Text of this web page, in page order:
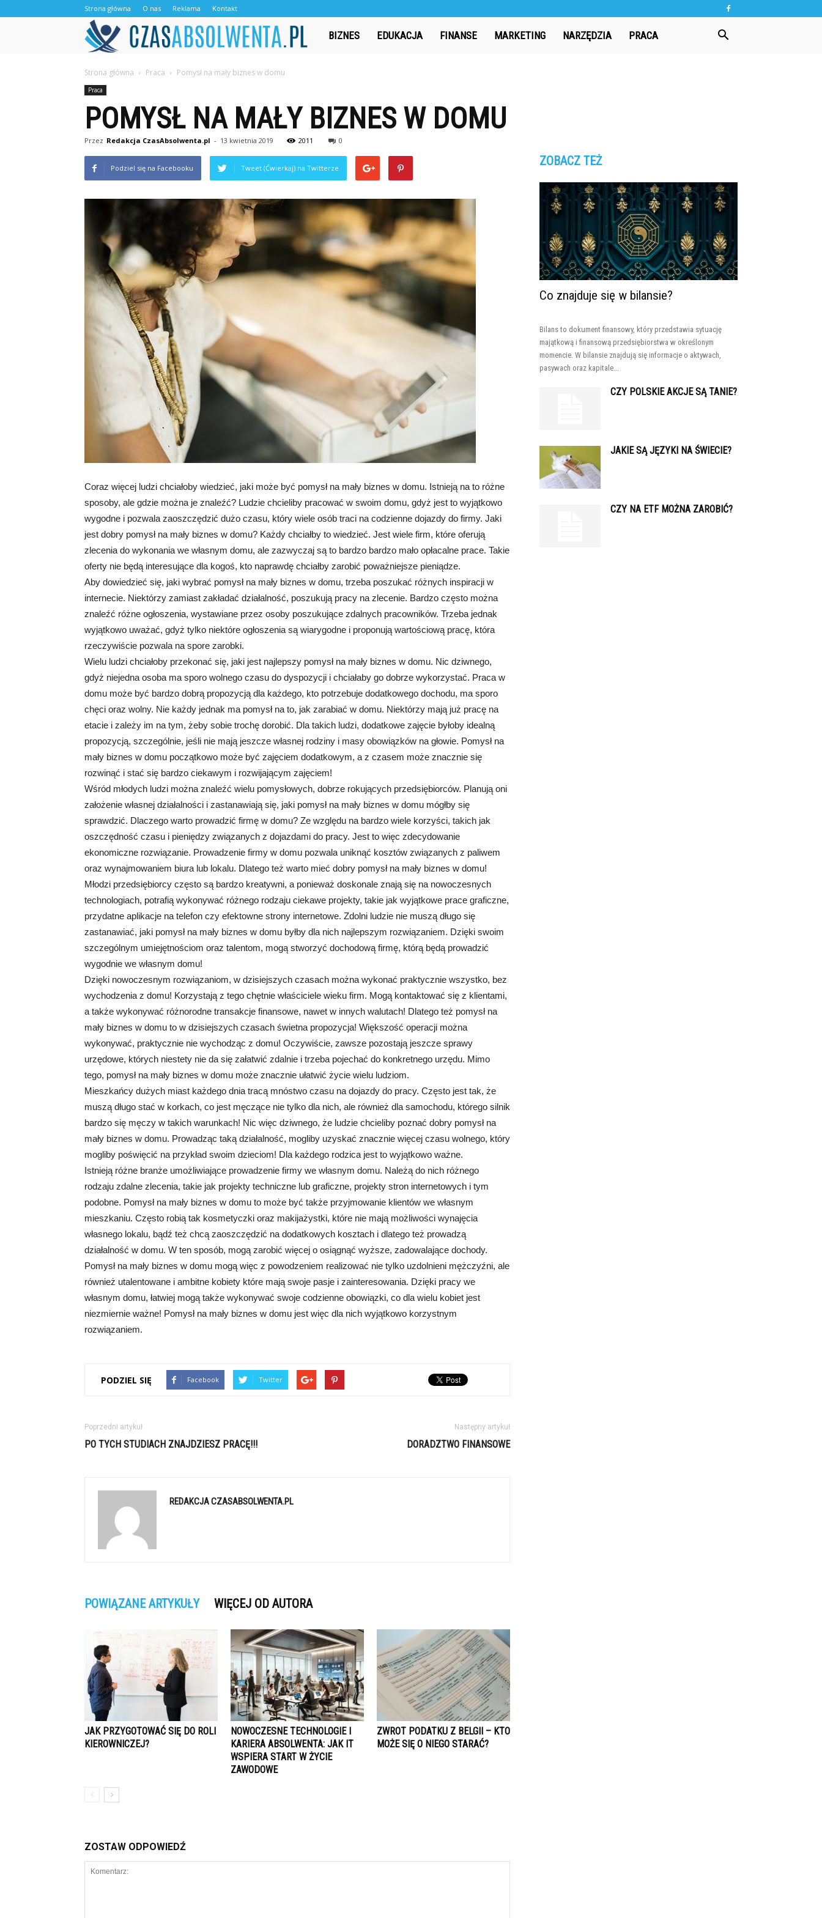
Strona główna O nas Reklama Kontakt
CzasAbsolwenta.pl
BIZNES EDUKACJA FINANSE MARKETING NARZĘDZIA PRACA
Strona główna Praca Pomysł na mały biznes w domu
Praca
POMYSŁ NA MAŁY BIZNES W DOMU
Przez Redakcja CzasAbsolwenta.pl - 13 kwietnia 2019 2011 0
Podziel się na Facebooku Tweet (Ćwierkaj) na Twitterze
Coraz więcej ludzi chciałoby wiedzieć, jaki może być pomysł na mały biznes w domu. Istnieją na to różne
sposoby, ale gdzie można je znaleźć? Ludzie chcieliby pracować w swoim domu, gdyż jest to wyjątkowo
wygodne i pozwala zaoszczędzić dużo czasu, który wiele osób traci na codzienne dojazdy do firmy. Jaki
jest dobry pomysł na mały biznes w domu? Każdy chciałby to wiedzieć. Jest wiele firm, które oferują
zlecenia do wykonania we własnym domu, ale zazwyczaj są to bardzo bardzo mało opłacalne prace. Takie
oferty nie będą interesujące dla kogoś, kto naprawdę chciałby zarobić poważniejsze pieniądze.
Aby dowiedzieć się, jaki wybrać pomysł na mały biznes w domu, trzeba poszukać różnych inspiracji w
internecie. Niektórzy zamiast zakładać działalność, poszukują pracy na zlecenie. Bardzo często można
znaleźć różne ogłoszenia, wystawiane przez osoby poszukujące zdalnych pracowników. Trzeba jednak
wyjątkowo uważać, gdyż tylko niektóre ogłoszenia są wiarygodne i proponują wartościową pracę, która
rzeczywiście pozwala na spore zarobki.
Wielu ludzi chciałoby przekonać się, jaki jest najlepszy pomysł na mały biznes w domu. Nic dziwnego,
gdyż niejedna osoba ma sporo wolnego czasu do dyspozycji i chciałaby go dobrze wykorzystać. Praca w
domu może być bardzo dobrą propozycją dla każdego, kto potrzebuje dodatkowego dochodu, ma sporo
chęci oraz wolny. Nie każdy jednak ma pomysł na to, jak zarabiać w domu. Niektórzy mają już pracę na
etacie i zależy im na tym, żeby sobie trochę dorobić. Dla takich ludzi, dodatkowe zajęcie byłoby idealną
propozycją, szczególnie, jeśli nie mają jeszcze własnej rodziny i masy obowiązków na głowie. Pomysł na
mały biznes w domu początkowo może być zajęciem dodatkowym, a z czasem może znacznie się
rozwinąć i stać się bardzo ciekawym i rozwijającym zajęciem!
Wśród młodych ludzi można znaleźć wielu pomysłowych, dobrze rokujących przedsiębiorców. Planują oni
założenie własnej działalności i zastanawiają się, jaki pomysł na mały biznes w domu mógłby się
sprawdzić. Dlaczego warto prowadzić firmę w domu? Ze względu na bardzo wiele korzyści, takich jak
oszczędność czasu i pieniędzy związanych z dojazdami do pracy. Jest to więc zdecydowanie
ekonomiczne rozwiązanie. Prowadzenie firmy w domu pozwala uniknąć kosztów związanych z paliwem
oraz wynajmowaniem biura lub lokalu. Dlatego też warto mieć dobry pomysł na mały biznes w domu!
Młodzi przedsiębiorcy często są bardzo kreatywni, a ponieważ doskonale znają się na nowoczesnych
technologiach, potrafią wykonywać różnego rodzaju ciekawe projekty, takie jak wyjątkowe prace graficzne,
przydatne aplikacje na telefon czy efektowne strony internetowe. Zdolni ludzie nie muszą długo się
zastanawiać, jaki pomysł na mały biznes w domu byłby dla nich najlepszym rozwiązaniem. Dzięki swoim
szczególnym umiejętnościom oraz talentom, mogą stworzyć dochodową firmę, którą będą prowadzić
wygodnie we własnym domu!
Dzięki nowoczesnym rozwiązaniom, w dzisiejszych czasach można wykonać praktycznie wszystko, bez
wychodzenia z domu! Korzystają z tego chętnie właściciele wieku firm. Mogą kontaktować się z klientami,
a także wykonywać różnorodne transakcje finansowe, nawet w innych walutach! Dlatego też pomysł na
mały biznes w domu to w dzisiejszych czasach świetna propozycja! Większość operacji można
wykonywać, praktycznie nie wychodząc z domu! Oczywiście, zawsze pozostają jeszcze sprawy
urzędowe, których niestety nie da się załatwić zdalnie i trzeba pojechać do konkretnego urzędu. Mimo
tego, pomysł na mały biznes w domu może znacznie ułatwić życie wielu ludziom.
Mieszkańcy dużych miast każdego dnia tracą mnóstwo czasu na dojazdy do pracy. Często jest tak, że
muszą długo stać w korkach, co jest męczące nie tylko dla nich, ale również dla samochodu, którego silnik
bardzo się męczy w takich warunkach! Nic więc dziwnego, że ludzie chcieliby poznać dobry pomysł na
mały biznes w domu. Prowadząc taką działalność, mogliby uzyskać znacznie więcej czasu wolnego, który
mogliby poświęcić na przykład swoim dzieciom! Dla każdego rodzica jest to wyjątkowo ważne.
Istnieją różne branże umożliwiające prowadzenie firmy we własnym domu. Należą do nich różnego
rodzaju zdalne zlecenia, takie jak projekty techniczne lub graficzne, projekty stron internetowych i tym
podobne. Pomysł na mały biznes w domu to może być także przyjmowanie klientów we własnym
mieszkaniu. Często robią tak kosmetyczki oraz makijażystki, które nie mają możliwości wynajęcia
własnego lokalu, bądź też chcą zaoszczędzić na dodatkowych kosztach i dlatego też prowadzą
działalność w domu. W ten sposób, mogą zarobić więcej o osiągnąć wyższe, zadowalające dochody.
Pomysł na mały biznes w domu mogą więc z powodzeniem realizować nie tylko uzdolnieni mężczyźni, ale
również utalentowane i ambitne kobiety które mają swoje pasje i zainteresowania. Dzięki pracy we
własnym domu, łatwiej mogą także wykonywać swoje codzienne obowiązki, co dla wielu kobiet jest
niezmiernie ważne! Pomysł na mały biznes w domu jest więc dla nich wyjątkowo korzystnym
rozwiązaniem.
PODZIEL SIĘ Facebook Twitter
Poprzedni artykuł
PO TYCH STUDIACH ZNAJDZIESZ PRACĘ!!!
Następny artykuł
DORADZTWO FINANSOWE
REDAKCJA CZASABSOLWENTA.PL
POWIĄZANE ARTYKUŁY WIĘCEJ OD AUTORA
JAK PRZYGOTOWAĆ SIĘ DO ROLI
KIEROWNICZEJ?
NOWOCZESNE TECHNOLOGIE I
KARIERA ABSOLWENTA: JAK IT
WSPIERA START W ŻYCIE
ZAWODOWE
ZWROT PODATKU Z BELGII – KTO
MOŻE SIĘ O NIEGO STARAĆ?
ZOSTAW ODPOWIEDŹ
ZOBACZ TEŻ
Co znajduje się w bilansie?
Bilans to dokument finansowy, który przedstawia sytuację
majątkową i finansową przedsiębiorstwa w określonym
momencie. W bilansie znajdują się informacje o aktywach,
pasywach oraz kapitale...
CZY POLSKIE AKCJE SĄ TANIE?
JAKIE SĄ JĘZYKI NA ŚWIECIE?
CZY NA ETF MOŻNA ZAROBIĆ?